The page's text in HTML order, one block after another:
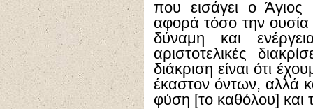
που εισάγει ο
αφορά τόσο την
δύναμη και
αριστοτελικές
διάκριση είναι ότι
έκαστον όντων, αλλά
φύση [το καθόλου] και